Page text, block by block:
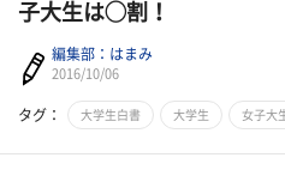
子大生は◯割！
編集部：はまみ
2016/10/06
タグ： 大学生白書 大学生 女子大